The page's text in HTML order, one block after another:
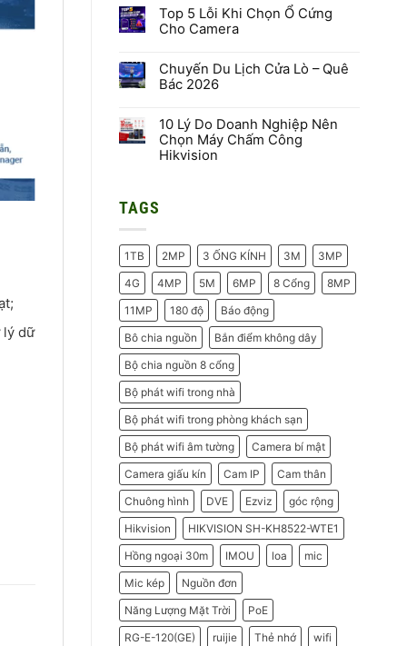
Báo
Cháy
HIKFIRE
bình
luận
ở
Là
Gì?
Công
Xử
Lý
Hình
Ảnh
Camera
Top 5 Lỗi Khi Chọn Ổ Cứng
Cho Camera
bình
luận
ở
Lỗi
Khi
Chọn
Ổ
Chuyến Du Lịch Cửa Lò – Quê
Bác 2026
bình
luận
ở
Chuyến
–
2026
10 Lý Do Doanh Nghiệp Nên
Chọn Máy Chấm Công
Hikvision
ở
Do
Doanh
Nghiệp
Nên
Chọn
Máy
Chấm
Công
Hikvision
TAGS
1TB 2MP 3 ỐNG KÍNH 3M
3MP
4G
4MP 5M 6MP 8 Cổng
8MP
11MP
180 độ
Báo động
Bô chia nguồn
Bắn điểm không dây
Bộ chia nguồn 8 cổng
Bộ phát wifi trong nhà
Bộ phát wifi trong phòng khách sạn
Bộ phát wifi âm tường
Camera bí mật
Camera giấu kín
Cam IP
Cam thân
Chuông hình
DVE Ezviz
góc rộng
Hikvision
HIKVISION SH-KH8522-WTE1
Hồng ngoại 30m
IMOU loa
mic
Mic kép
Nguồn đơn
Năng Lượng Mặt Trời
PoE
RG-E-120(GE)
ruijie Thẻ nhớ
wifi
lý dữ